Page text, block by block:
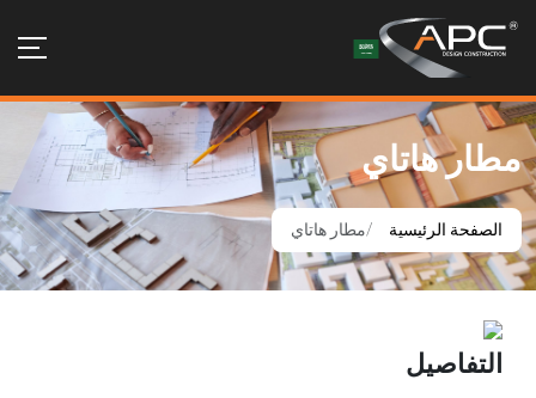
مطار هاتاي
الصفحة الرئيسية مطار هاتاي
التفاصيل